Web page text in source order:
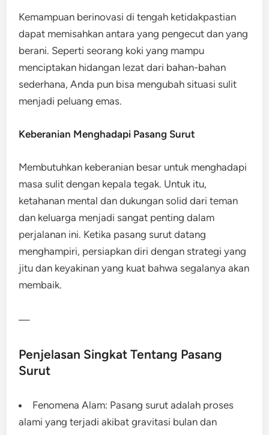
Kemampuan berinovasi di tengah ketidakpastian
dapat memisahkan antara yang pengecut dan yang
berani. Seperti seorang koki yang mampu
menciptakan hidangan lezat dari bahan-bahan
sederhana, Anda pun bisa mengubah situasi sulit
menjadi peluang emas.
Keberanian Menghadapi Pasang Surut
Membutuhkan keberanian besar untuk menghadapi
masa sulit dengan kepala tegak. Untuk itu,
ketahanan mental dan dukungan solid dari teman
dan keluarga menjadi sangat penting dalam
perjalanan ini. Ketika pasang surut datang
menghampiri, persiapkan diri dengan strategi yang
jitu dan keyakinan yang kuat bahwa segalanya akan
membaik.
—
Penjelasan Singkat Tentang Pasang
Surut
Fenomena Alam: Pasang surut adalah proses
alami yang terjadi akibat gravitasi bulan dan